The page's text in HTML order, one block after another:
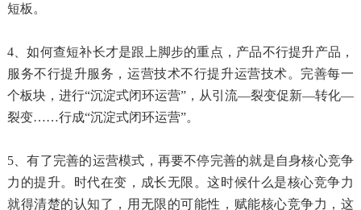
短板。
4、如何查短补长才是跟上脚步的重点，产品不行提升产品，
服务不行提升服务，运营技术不行提升运营技术。完善每一
个板块，进行“沉淀式闭环运营”，从引流—裂变促新—转化—
裂变……行成“沉淀式闭环运营”。
5、有了完善的运营模式，再要不停完善的就是自身核心竞争
力的提升。时代在变，成长无限。这时候什么是核心竞争力
就得清楚的认知了，用无限的可能性，赋能核心竞争力，这